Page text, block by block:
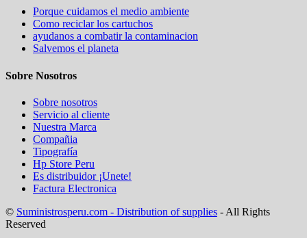
Porque cuidamos el medio ambiente
Como reciclar los cartuchos
ayudanos a combatir la contaminacion
Salvemos el planeta
Sobre Nosotros
Sobre nosotros
Servicio al cliente
Nuestra Marca
Compañia
Tipografía
Hp Store Peru
Es distribuidor ¡Unete!
Factura Electronica
© Suministrosperu.com - Distribution of supplies - All Rights
Reserved